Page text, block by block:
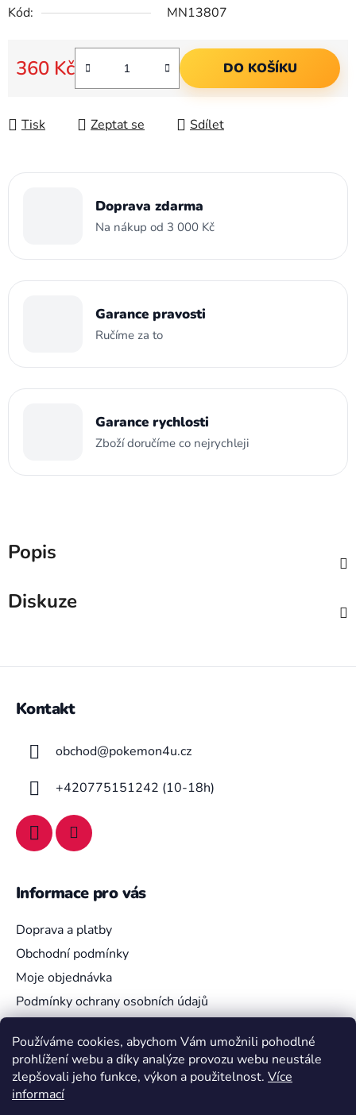
Používáme cookies, abychom Vám umožnili pohodlné
prohlížení webu a díky analýze provozu webu neustále
zlepšovali jeho funkce, výkon a použitelnost. Více
informací
Kód:
MN13807
360 Kč
Měrná cena:
DO KOŠÍKU
Tisk Zeptat se Sdílet
Doprava zdarma
Na nákup od 3 000 Kč
Garance pravosti
Ručíme za to
Garance rychlosti
Zboží doručíme co nejrychleji
Popis
Diskuze
Kontakt
obchod@pokemon4u.cz
+420775151242 (10-18h)
Informace pro vás
Doprava a platby
Obchodní podmínky
Moje objednávka
Podmínky ochrany osobních údajů
Vyhledávání